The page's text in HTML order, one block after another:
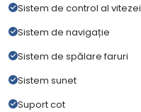
Sistem de control al vitezei
Sistem de navigație
Sistem de spălare faruri
Sistem sunet
Suport cot